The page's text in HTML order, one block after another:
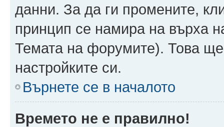
данни. За да ги промените,
принцип се намира на върха
Темата на форумите). Това
настройките си.
Върнете се в началото
Времето не е правилно!